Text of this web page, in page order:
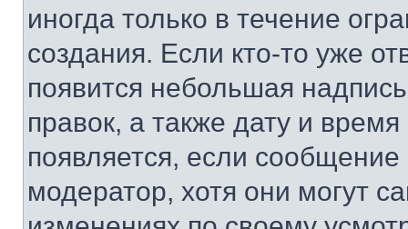
иногда только в течение
создания. Если кто-то уже
появится небольшая
правок, а также дату и
появляется, если
модератор, хотя они могут